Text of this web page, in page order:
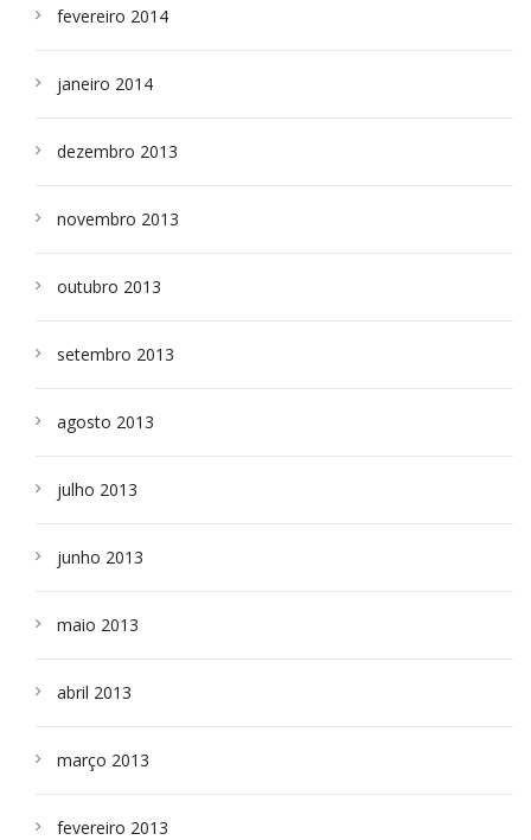
fevereiro 2014
janeiro 2014
dezembro 2013
novembro 2013
outubro 2013
setembro 2013
agosto 2013
julho 2013
junho 2013
maio 2013
abril 2013
março 2013
fevereiro 2013